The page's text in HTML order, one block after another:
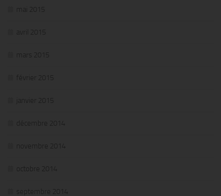
mai 2015
avril 2015
mars 2015
février 2015
janvier 2015
décembre 2014
novembre 2014
octobre 2014
septembre 2014